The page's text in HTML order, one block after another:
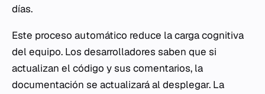
días.
Este proceso automático reduce la carga cognitiva
del equipo. Los desarrolladores saben que si
actualizan el código y sus comentarios, la
documentación se actualizará al desplegar. La